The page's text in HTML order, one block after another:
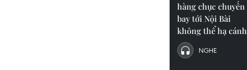
hàng chục chuyến
bay tới Nội Bài
không thể hạ cánh
NGHE